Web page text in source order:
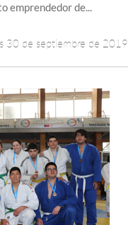
emprendedor de...
30 de septiembre de 2019